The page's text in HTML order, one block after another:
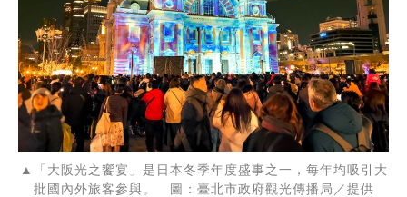
▲「大阪光之饗宴」是日本冬季年度盛事之一，每年均吸引大
批國內外旅客參與。 圖：臺北市政府觀光傳播局／提供